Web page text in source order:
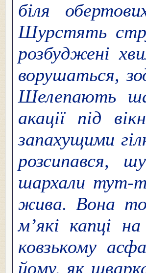
біля
Шурстять
розбуджені
ворушаться,
Шелепають
акації під
запахущими
розсипався,
шархали тут-
жива. Вона то
м’які капці
ковзькому
йому, як